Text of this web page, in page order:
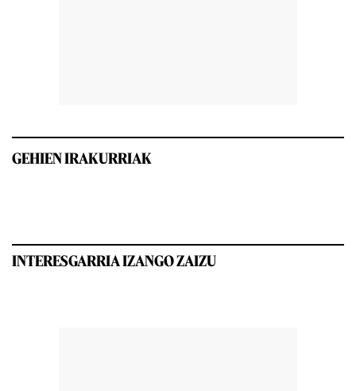
GEHIEN IRAKURRIAK
INTERESGARRIA IZANGO ZAIZU